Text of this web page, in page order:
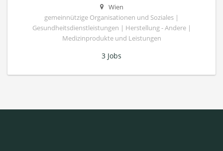
Wien
gemeinnützige Organisationen und Soziales |
Gesundheitsdienstleistungen | Herstellung - Andere |
Medizinprodukte und Leistungen
3 Jobs